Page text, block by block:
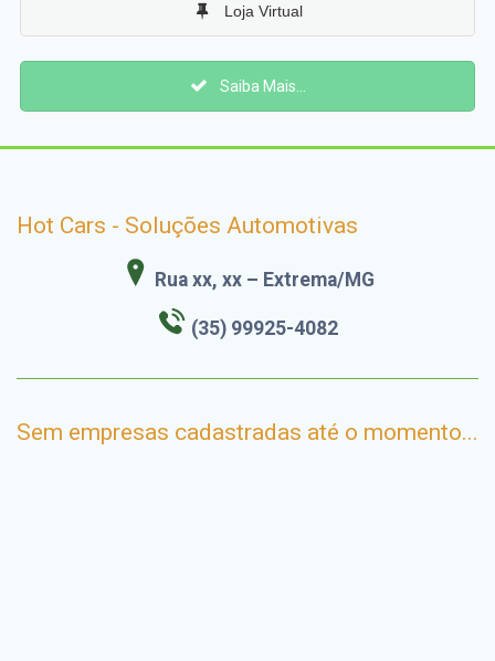
Loja Virtual
Saiba Mais...
Hot Cars - Soluções Automotivas
Rua xx, xx – Extrema/MG
(35) 99925-4082
Sem empresas cadastradas até o momento...